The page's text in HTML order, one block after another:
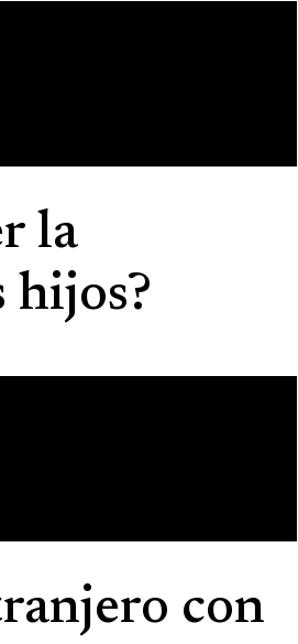
la
hijos?
con